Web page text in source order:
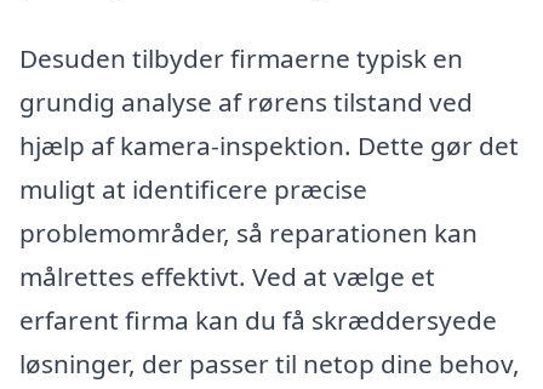
Desuden tilbyder firmaerne typisk en
grundig analyse af rørens tilstand ved
hjælp af kamera-inspektion. Dette gør det
muligt at identificere præcise
problemområder, så reparationen kan
målrettes effektivt. Ved at vælge et
erfarent firma kan du få skræddersyede
løsninger, der passer til netop dine behov,